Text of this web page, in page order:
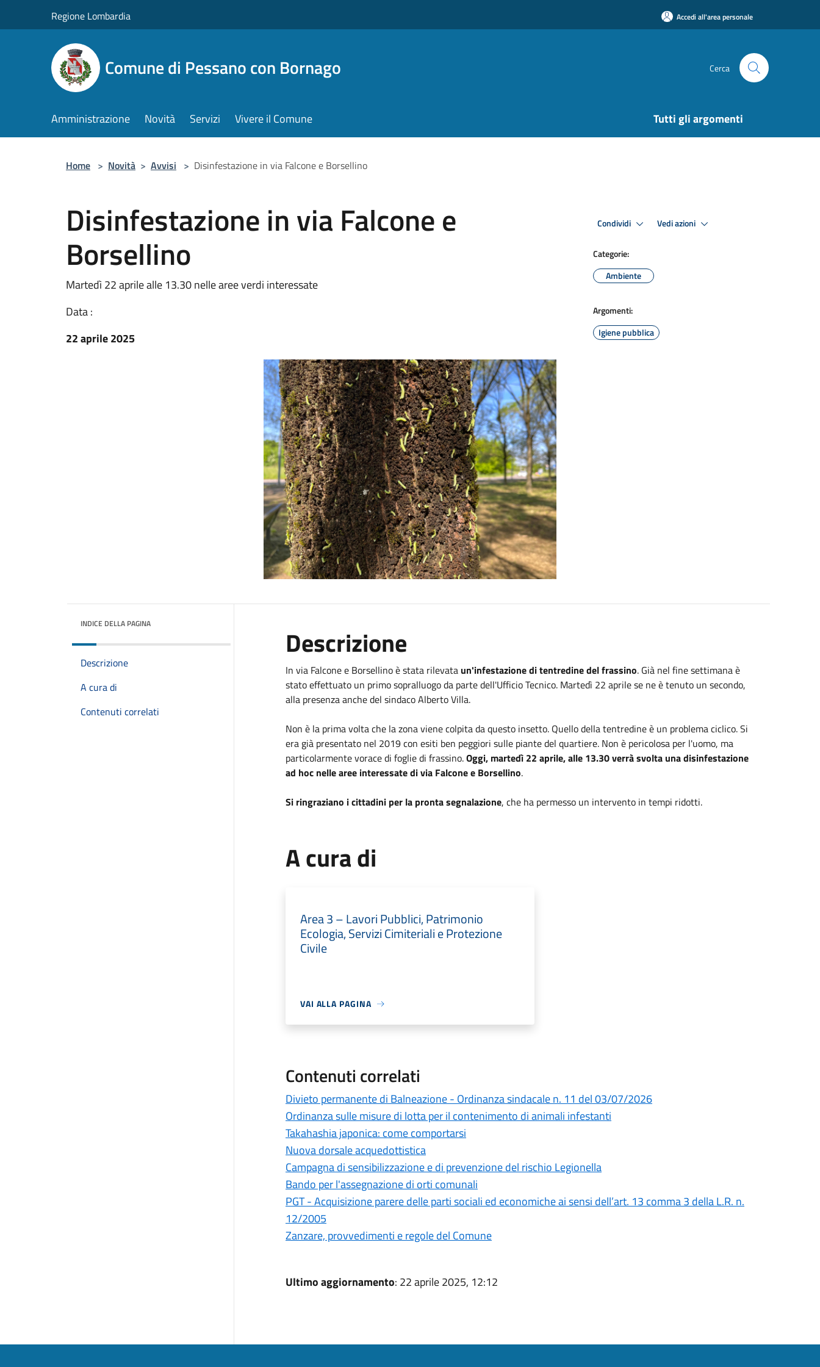
Regione Lombardia Accedi all'area personale
Comune di Pessano con Bornago Cerca
Amministrazione Novità Servizi Vivere il Comune Tutti gli argomenti
Home > Novità > Avvisi > Disinfestazione in via Falcone e Borsellino
Disinfestazione in via Falcone e
Borsellino
Martedì 22 aprile alle 13.30 nelle aree verdi interessate
Data :
22 aprile 2025
Condividi Vedi azioni
Categorie:
Ambiente
Argomenti:
Igiene pubblica
INDICE DELLA PAGINA
Descrizione
A cura di
Contenuti correlati
Descrizione
In via Falcone e Borsellino è stata rilevata un'infestazione di tentredine del frassino. Già nel fine settimana è
stato effettuato un primo sopralluogo da parte dell'Ufficio Tecnico. Martedì 22 aprile se ne è tenuto un secondo,
alla presenza anche del sindaco Alberto Villa.
Non è la prima volta che la zona viene colpita da questo insetto. Quello della tentredine è un problema ciclico. Si
era già presentato nel 2019 con esiti ben peggiori sulle piante del quartiere. Non è pericolosa per l'uomo, ma
particolarmente vorace di foglie di frassino.Oggi, martedì 22 aprile, alle 13.30 verrà svolta una disinfestazione
ad hoc nelle aree interessate di via Falcone e Borsellino.
Si ringraziano i cittadini per la pronta segnalazione, che ha permesso un intervento in tempi ridotti.
A cura di
Area 3 – Lavori Pubblici, Patrimonio
Ecologia, Servizi Cimiteriali e Protezione
Civile
VAI ALLA PAGINA
Contenuti correlati
Divieto permanente di Balneazione - Ordinanza sindacale n. 11 del 03/07/2026
Ordinanza sulle misure di lotta per il contenimento di animali infestanti
Takahashia japonica: come comportarsi
Nuova dorsale acquedottistica
Campagna di sensibilizzazione e di prevenzione del rischio Legionella
Bando per l'assegnazione di orti comunali
PGT - Acquisizione parere delle parti sociali ed economiche ai sensi dell’art. 13 comma 3 della L.R. n.
12/2005
Zanzare, provvedimenti e regole del Comune
Ultimo aggiornamento: 22 aprile 2025, 12:12